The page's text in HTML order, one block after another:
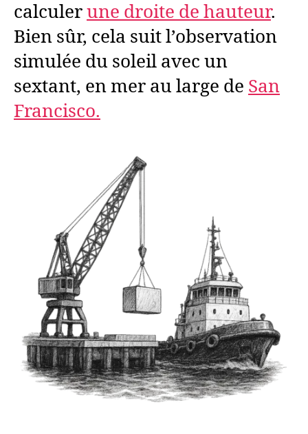
calculerune droite de hauteur.
Bien sûr, cela suit l’observation
simulée du soleil avec un
sextant, en mer au large de San
Francisco.